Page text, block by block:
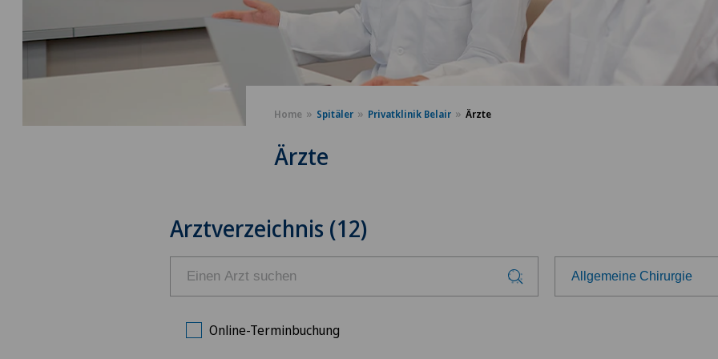
Home Spitäler Privatklinik Belair Ärzte
Ärzte
Arztverzeichnis (12)
Allgemeine Chirurgie
Online-Terminbuchung